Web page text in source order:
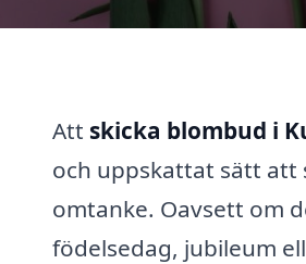
Att skicka blombud i
och uppskattat sätt att
omtanke. Oavsett om
födelsedag, jubileum